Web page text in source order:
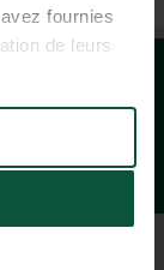
fournies
de leurs